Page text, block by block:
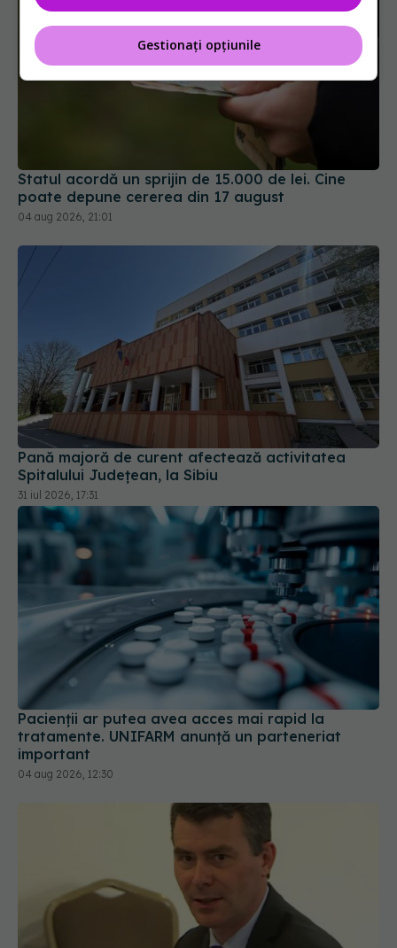
Statul acordă un sprijin de 15.000 de lei. Cine
poate depune cererea din 17 august
04 aug 2026, 21:01
Pană majoră de curent afectează activitatea
Spitalului Județean, la Sibiu
31 iul 2026, 17:31
Pacienții ar putea avea acces mai rapid la
tratamente. UNIFARM anunță un parteneriat
important
04 aug 2026, 12:30
Gestionați opțiunile